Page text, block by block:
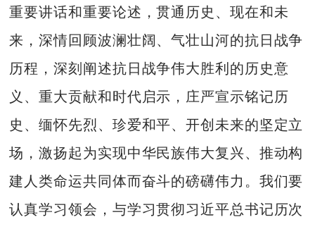
重要讲话和重要论述，贯通历史、现在和未
来，深情回顾波澜壮阔、气壮山河的抗日战争
历程，深刻阐述抗日战争伟大胜利的历史意
义、重大贡献和时代启示，庄严宣示铭记历
史、缅怀先烈、珍爱和平、开创未来的坚定立
场，激扬起为实现中华民族伟大复兴、推动构
建人类命运共同体而奋斗的磅礴伟力。我们要
认真学习领会，与学习贯彻习近平总书记历次